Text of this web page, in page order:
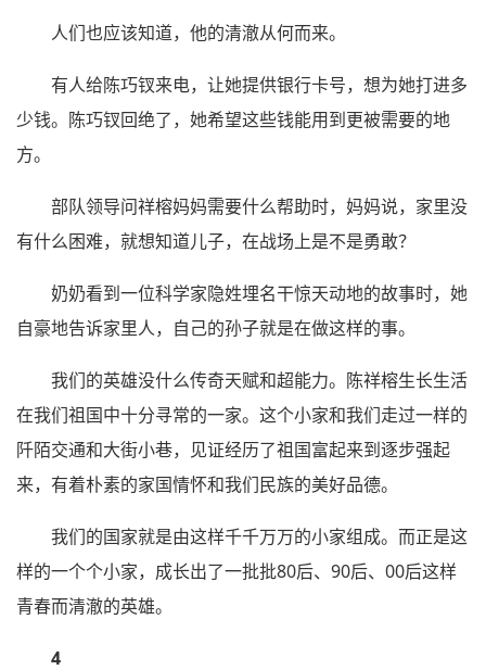
人们也应该知道，他的清澈从何而来。
有人给陈巧钗来电，让她提供银行卡号，想为她打进多
少钱。陈巧钗回绝了，她希望这些钱能用到更被需要的地
方。
部队领导问祥榕妈妈需要什么帮助时，妈妈说，家里没
有什么困难，就想知道儿子，在战场上是不是勇敢？
奶奶看到一位科学家隐姓埋名干惊天动地的故事时，她
自豪地告诉家里人，自己的孙子就是在做这样的事。
我们的英雄没什么传奇天赋和超能力。陈祥榕生长生活
在我们祖国中十分寻常的一家。这个小家和我们走过一样的
阡陌交通和大街小巷，见证经历了祖国富起来到逐步强起
来，有着朴素的家国情怀和我们民族的美好品德。
我们的国家就是由这样千千万万的小家组成。而正是这
样的一个个小家，成长出了一批批80后、90后、00后这样
青春而清澈的英雄。
4